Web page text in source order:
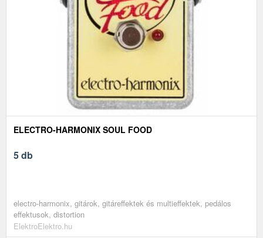
ELECTRO-HARMONIX SOUL FOOD
5 db
electro-harmonix, gitárok, gitáreffektek és multieffektek, pedálos
effektusok, distortion
ElektroElektro.hu